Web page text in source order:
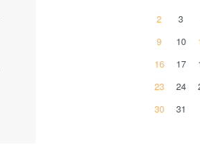
2
3
9
10
16
17
23
24
30
31